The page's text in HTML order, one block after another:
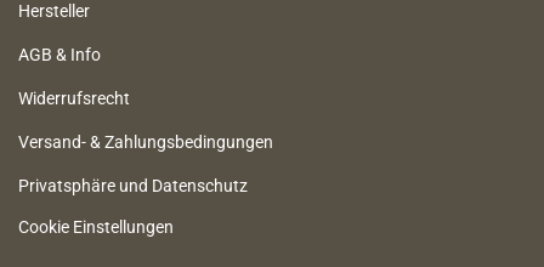
Hersteller
AGB & Info
Widerrufsrecht
Versand- & Zahlungsbedingungen
Privatsphäre und Datenschutz
Cookie Einstellungen